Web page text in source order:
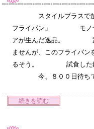
スタイルプラスで放
フライパン」 モノづく
アが生んだ逸品。 家で
ませんが、このフライ
るそう。 試食した鈴木
今、８００日待ちで
続きを読む